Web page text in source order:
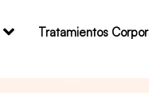
Tratamientos